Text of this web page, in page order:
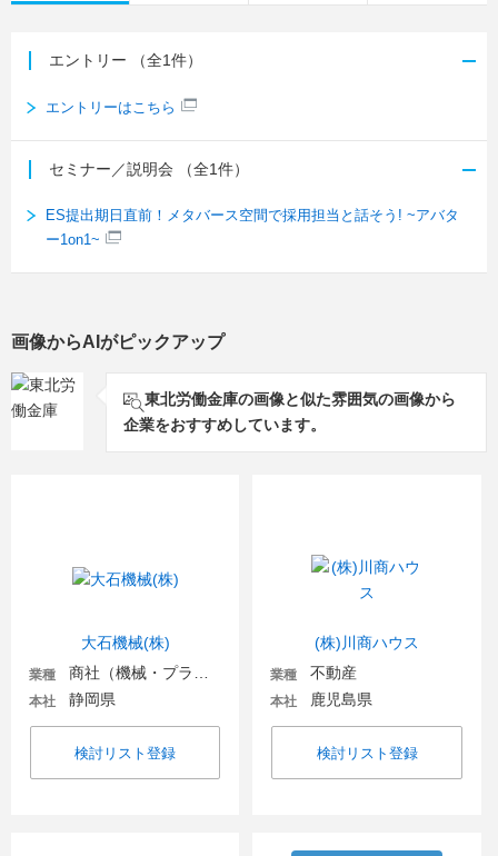
エントリー （全1件）
エントリーはこちら
セミナー／説明会 （全1件）
ES提出期日直前！メタバース空間で採用担当と話そう! ~アバタ
ー1on1~
画像からAIがピックアップ
東北労働金庫の画像と似た雰囲気の画像から
企業をおすすめしています。
大石機械(株)
業種
本社 静岡県
検討リスト登録
(株)川商ハウス
業種 不動産
本社 鹿児島県
検討リスト登録